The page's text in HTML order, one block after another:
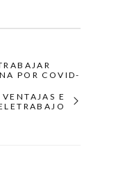
POR COVID-
E